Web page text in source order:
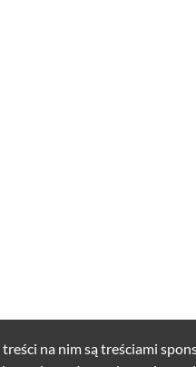
treści na nim są treściami